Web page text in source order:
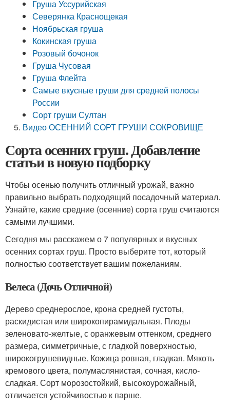
Груша Уссурийская
Северянка Краснощекая
Ноябрьская груша
Кокинская груша
Розовый бочонок
Груша Чусовая
Груша Флейта
Самые вкусные груши для средней полосы
России
Сорт груши Султан
Видео ОСЕННИЙ СОРТ ГРУШИ СОКРОВИЩЕ
Сорта осенних груш. Добавление
статьи в новую подборку
Чтобы осенью получить отличный урожай, важно
правильно выбрать подходящий посадочный материал.
Узнайте, какие средние (осенние) сорта груш считаются
самыми лучшими.
Сегодня мы расскажем о 7 популярных и вкусных
осенних сортах груш. Просто выберите тот, который
полностью соответствует вашим пожеланиям.
Велеса (Дочь Отличной)
Дерево среднерослое, крона средней густоты,
раскидистая или широкопирамидальная. Плоды
зеленовато-желтые, с оранжевым оттенком, среднего
размера, симметричные, с гладкой поверхностью,
широкогрушевидные. Кожица ровная, гладкая. Мякоть
кремового цвета, полумаслянистая, сочная, кисло-
сладкая. Сорт морозостойкий, высокоурожайный,
отличается устойчивостью к парше.